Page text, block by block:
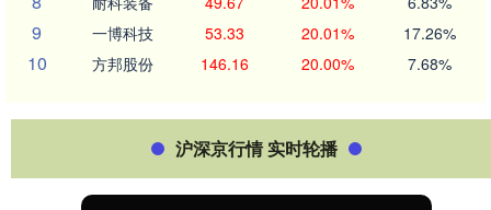
9 一博科技 53.33 20.01% 17.26%
10 方邦股份 146.16 20.00% 7.68%
沪深京行情 实时轮播